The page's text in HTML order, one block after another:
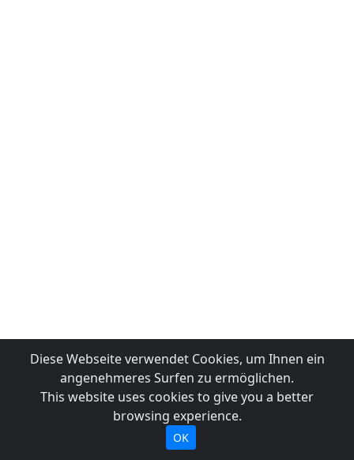
Diese Webseite verwendet Cookies, um Ihnen ein
angenehmeres Surfen zu ermöglichen.
This website uses cookies to give you a better
browsing experience.
OK